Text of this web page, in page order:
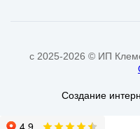
c 2025-2026 © ИП
Создание